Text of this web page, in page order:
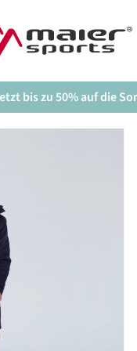
bis zu 50% auf die